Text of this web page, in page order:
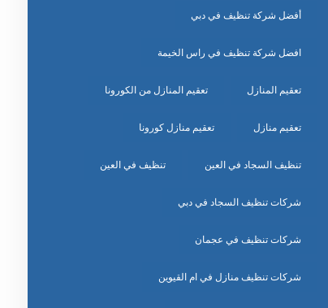
أفضل شركة تنظيف في دبي
افضل شركة تنظيف في راس الخيمة
تعقيم المنازل تعقيم المنازل من الكورونا
تعقيم منازل تعقيم منازل كورونا
تنظيف السجاد في العين تنظيف في العين
شركات تنظيف السجاد في دبي
شركات تنظيف في عجمان
شركات تنظيف منازل في ام القيوين